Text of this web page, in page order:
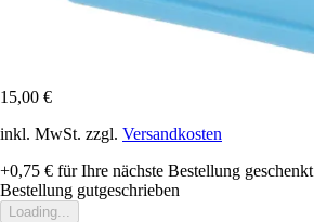
15,00 €
inkl. MwSt. zzgl. Versandkosten
+0,75 € für Ihre nächste Bestellung geschenkt
Bestellung gutgeschrieben
Loading...